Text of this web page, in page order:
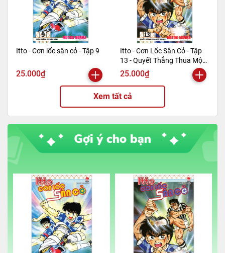
Itto - Cơn lốc sân cỏ - Tập 9
25.000₫
Itto - Cơn Lốc Sân Cỏ - Tập
13 - Quyết Thắng Thua Một
Phen!! (Tái Bản 2024)
25.000₫
Xem tất cả